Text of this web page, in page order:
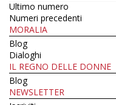
Ultimo numero
Numeri precedenti
MORALIA
Blog
Dialoghi
IL REGNO DELLE DONNE
Blog
NEWSLETTER